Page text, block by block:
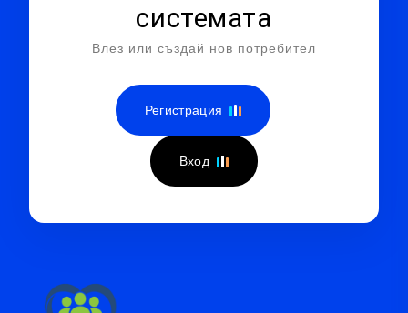
системата
Влез или създай нов потребител
Регистрация
Вход